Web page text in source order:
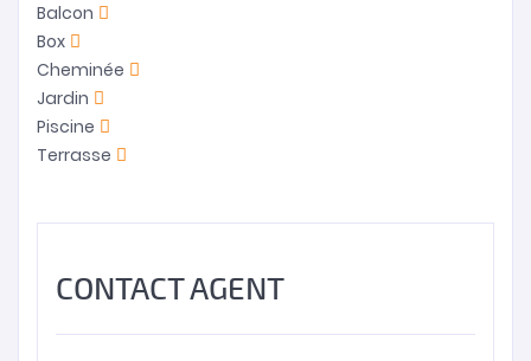
Balcon
Box
Cheminée
Jardin
Piscine
Terrasse
CONTACT AGENT